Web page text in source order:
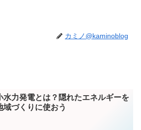
カミノ@kaminoblog
水力発電とは？隠れたエネルギーを
域づくりに使おう